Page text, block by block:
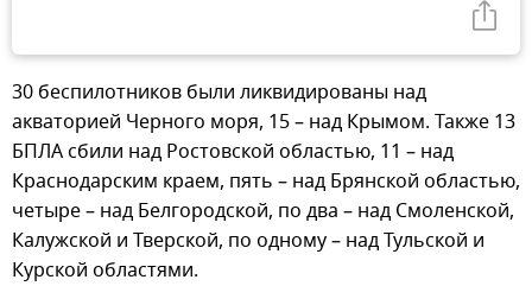
30 беспилотников были ликвидированы над
акваторией Черного моря, 15 – над Крымом. Также 13
БПЛА сбили над Ростовской областью, 11 – над
Краснодарским краем, пять – над Брянской областью,
четыре – над Белгородской, по два – над Смоленской,
Калужской и Тверской, по одному – над Тульской и
Курской областями.